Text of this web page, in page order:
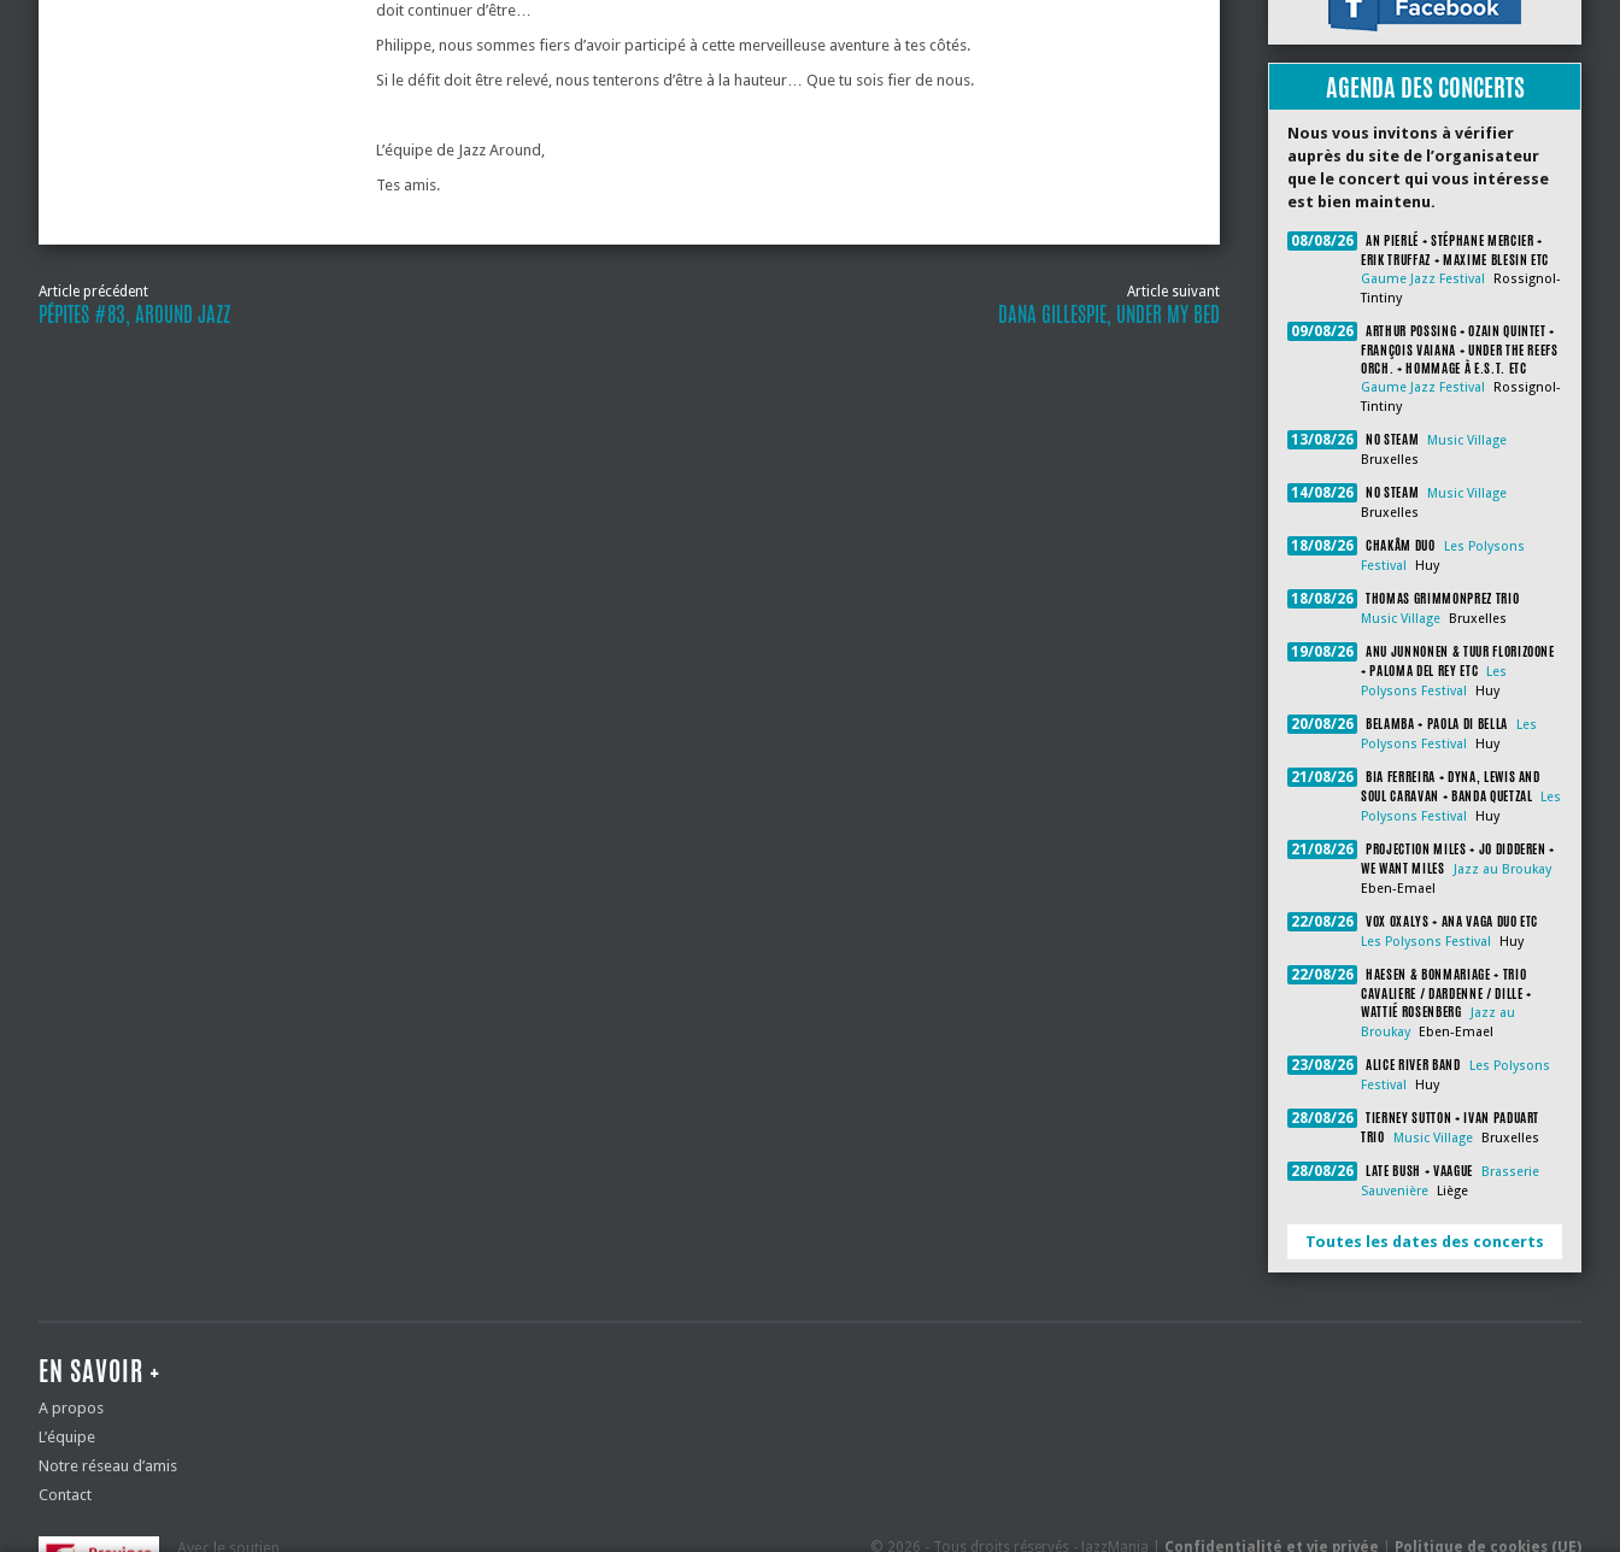
doit continuer d’être…
Philippe, nous sommes fiers d’avoir participé à cette merveilleuse aventure à tes côtés.
Si le défit doit être relevé, nous tenterons d’être à la hauteur… Que tu sois fier de nous.
L’équipe de Jazz Around,
Tes amis.
Article précédent
PÉPITES #83, AROUND JAZZ
Article suivant
DANA GILLESPIE, UNDER MY BED
AGENDA DES CONCERTS
Nous vous invitons à vérifier
auprès du site de l’organisateur
que le concert qui vous intéresse
est bien maintenu.
08/08/26
AN PIERLÉ + STÉPHANE MERCIER +
ERIK TRUFFAZ + MAXIME BLESIN ETC
Gaume Jazz Festival
Rossignol-
Tintiny
09/08/26
ARTHUR POSSING + OZAIN QUINTET +
FRANÇOIS VAIANA + UNDER THE REEFS
ORCH. + HOMMAGE À E.S.T. ETC
Gaume Jazz Festival
Rossignol-
Tintiny
13/08/26 NO STEAM
Music Village
Bruxelles
14/08/26 NO STEAM
Music Village
Bruxelles
18/08/26 CHAKÂM DUO
Les Polysons
Festival
Huy
18/08/26 THOMAS GRIMMONPREZ TRIO
Music Village Bruxelles
19/08/26
ANU JUNNONEN & TUUR FLORIZOONE
+ PALOMA DEL REY ETC
Les
Polysons Festival
Huy
20/08/26 BELAMBA + PAOLA DI BELLA
Les
Polysons Festival
Huy
21/08/26
BIA FERREIRA + DYNA, LEWIS AND
SOUL CARAVAN + BANDA QUETZAL
Les
Polysons Festival
Huy
21/08/26
PROJECTION MILES + JO DIDDEREN +
WE WANT MILES
Jazz au Broukay
Eben-Emael
22/08/26 VOX OXALYS + ANA VAGA DUO ETC
Les Polysons Festival Huy
22/08/26
HAESEN & BONMARIAGE + TRIO
CAVALIERE / DARDENNE / DILLE +
WATTIÉ ROSENBERG
Jazz au
Broukay
Eben-Emael
23/08/26 ALICE RIVER BAND
Les Polysons
Festival
Huy
28/08/26
TIERNEY SUTTON + IVAN PADUART
TRIO
Music Village Bruxelles
28/08/26 LATE BUSH + VAAGUE
Brasserie
Sauvenière
Liège
Toutes les dates des concerts
EN SAVOIR +
A propos
L’équipe
Notre réseau d’amis
Contact
Avec le soutien © 2026 - Tous droits réservés - JazzMania | Confidentialité et vie privée Politique de cookies (UE)